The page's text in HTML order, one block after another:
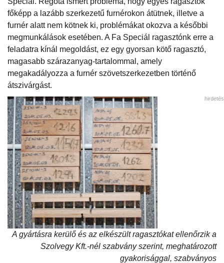
főképp a lazább szerkezetű furnérokon átütnek, illetve a
furnér alatt nem kötnek ki, problémákat okozva a későbbi
megmunkálások esetében. A Fa Speciál ragasztónk erre a
feladatra kínál megoldást, ez egy gyorsan kötő ragasztó,
magasabb szárazanyag-tartalommal, amely
megakadályozza a furnér szövetszerkezetben történő
átszivárgást.
A gyártásra kerülő és az elkészült ragasztókat ellenőrzik a
Szolvegy Kft.-nél szabvány szerint, meghatározott
gyakorisággal, szabványos
hirdetés